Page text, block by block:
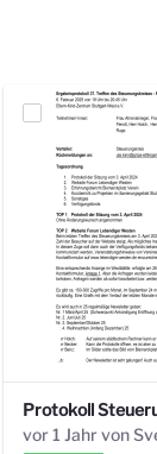
vor 1 Jahr von